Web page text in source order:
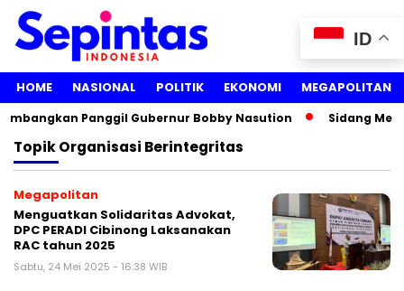
HOME NASIONAL POLITIK EKONOMI MEGAPOLITAN
Panggil Gubernur Bobby Nasution Sidang
TopikOrganisasi Berintegritas
Megapolitan
Menguatkan Solidaritas Advokat,
DPC PERADI Cibinong Laksanakan
RAC tahun 2025
Sabtu, 24 Mei 2025 - 16:38 WIB
ID